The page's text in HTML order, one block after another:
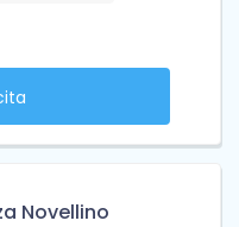
Novellino